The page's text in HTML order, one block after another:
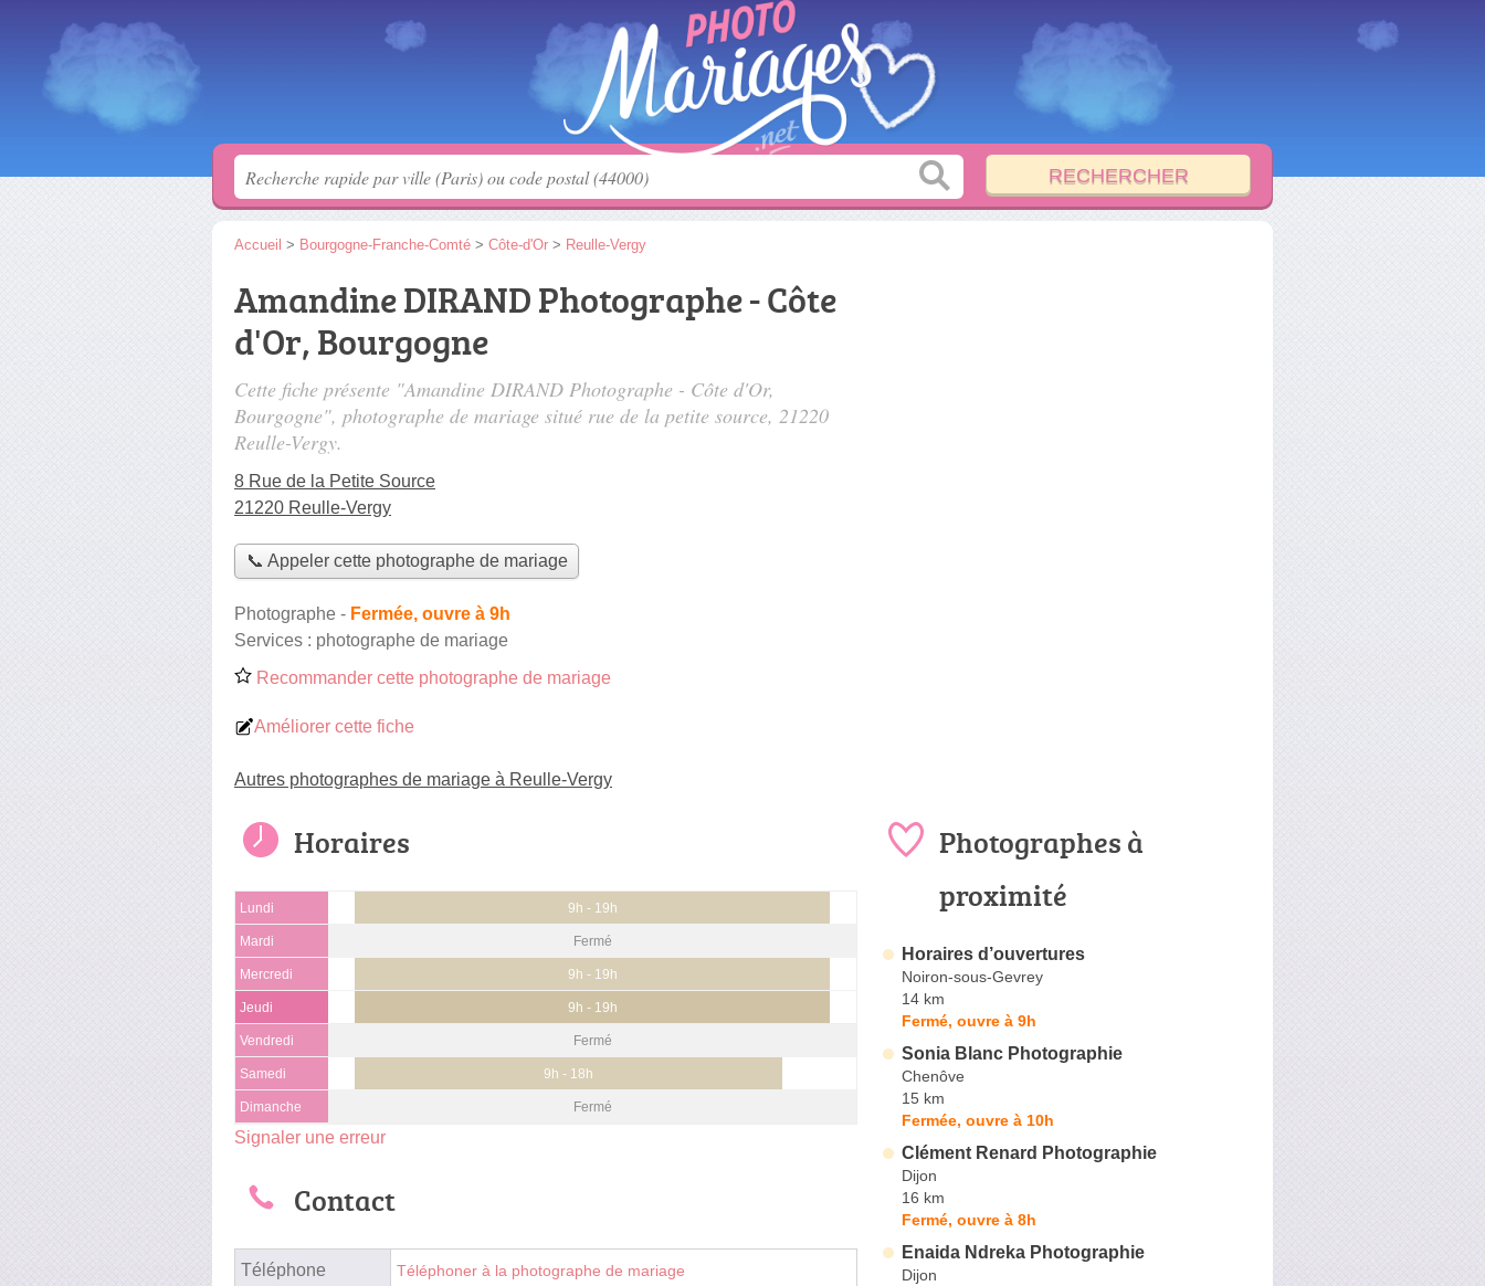
Accueil > Bourgogne-Franche-Comté > Côte-d'Or > Reulle-Vergy
Amandine DIRAND Photographe - Côte
d'Or, Bourgogne
Cette fiche présente "Amandine DIRAND Photographe - Côte d'Or,
Bourgogne", photographe de mariage situé rue de la petite source, 21220
Reulle-Vergy.
8 Rue de la Petite Source
21220 Reulle-Vergy
📞 Appeler cette photographe de mariage
Photographe - Fermée, ouvre à 9h
Services : photographe de mariage
Recommander cette photographe de mariage
Améliorer cette fiche
Autres photographes de mariage à Reulle-Vergy
Horaires
Lundi 9h - 19h
Mardi Fermé
Mercredi 9h - 19h
Jeudi 9h - 19h
Vendredi Fermé
Samedi 9h - 18h
Dimanche Fermé
Signaler une erreur
Contact
Téléphone Téléphoner à la photographe de mariage
Photographes à
proximité
Horaires d’ouvertures
Noiron-sous-Gevrey
14 km
Fermé, ouvre à 9h
Sonia Blanc Photographie
Chenôve
15 km
Fermée, ouvre à 10h
Clément Renard Photographie
Dijon
16 km
Fermé, ouvre à 8h
Enaida Ndreka Photographie
Dijon